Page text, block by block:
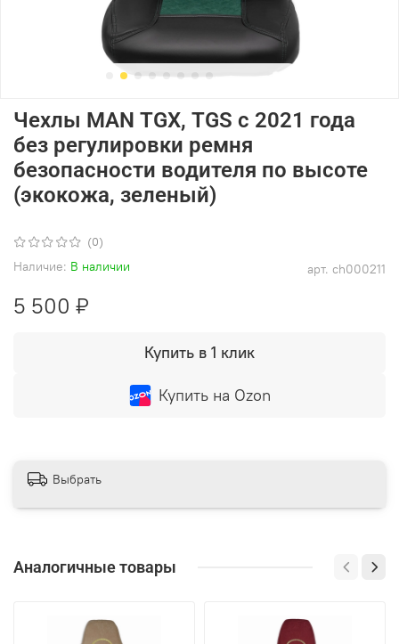
(0)
арт. ch000211
Наличие: В наличии
Чехлы MAN TGX, TGS с 2021 года
без регулировки ремня
безопасности водителя по высоте
(экокожа, зеленый)
5 500 ₽
Купить в 1 клик
Купить на Ozon
Выбрать
Аналогичные товары